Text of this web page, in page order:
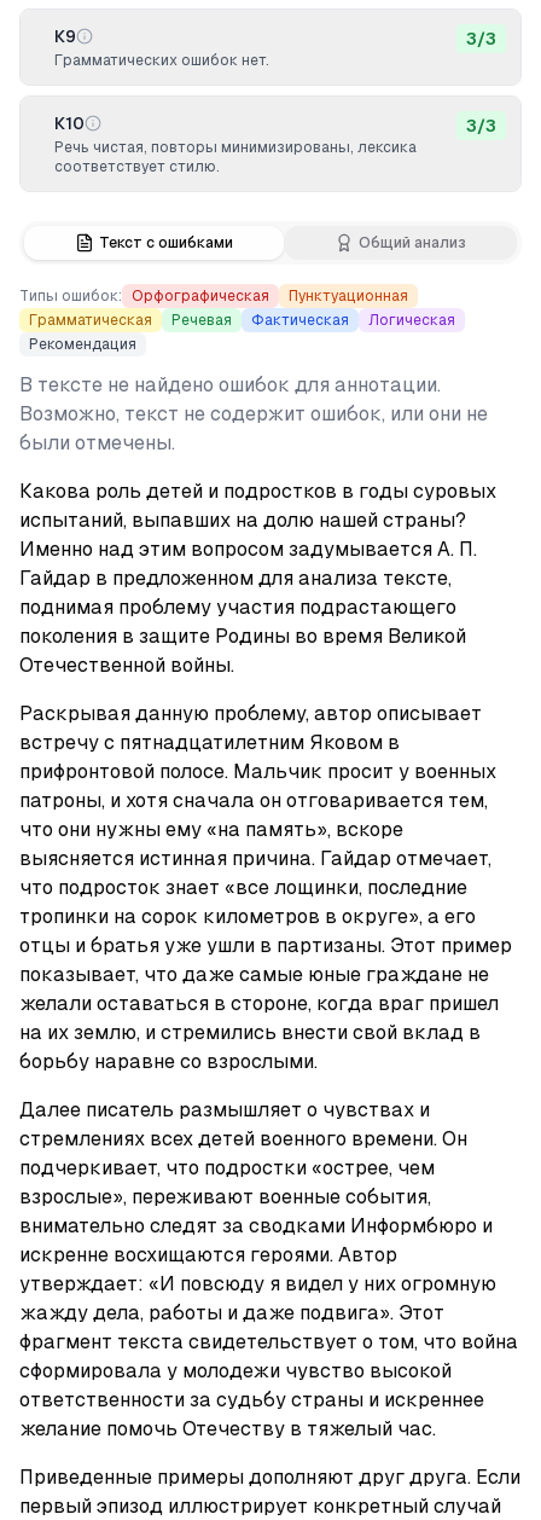
Текст с ошибками Общий анализ
Типы ошибок: Орфографическая
Пунктуационная
Грамматическая
Речевая Фактическая
Логическая
Рекомендация
В тексте не найдено ошибок для аннотации.
Возможно, текст не содержит ошибок, или они не
были отмечены.
Какова роль детей и подростков в годы суровых
испытаний, выпавших на долю нашей страны?
Именно над этим вопросом задумывается А. П.
Гайдар в предложенном для анализа тексте,
поднимая проблему участия подрастающего
поколения в защите Родины во время Великой
Отечественной войны.
Раскрывая данную проблему, автор описывает
встречу с пятнадцатилетним Яковом в
прифронтовой полосе. Мальчик просит у военных
патроны, и хотя сначала он отговаривается тем,
что они нужны ему «на память», вскоре
выясняется истинная причина. Гайдар отмечает,
что подросток знает «все лощинки, последние
тропинки на сорок километров в округе», а его
отцы и братья уже ушли в партизаны. Этот пример
показывает, что даже самые юные граждане не
желали оставаться в стороне, когда враг пришел
на их землю, и стремились внести свой вклад в
борьбу наравне со взрослыми.
Далее писатель размышляет о чувствах и
стремлениях всех детей военного времени. Он
подчеркивает, что подростки «острее, чем
взрослые», переживают военные события,
внимательно следят за сводками Информбюро и
искренне восхищаются героями. Автор
утверждает: «И повсюду я видел у них огромную
жажду дела, работы и даже подвига». Этот
фрагмент текста свидетельствует о том, что война
сформировала у молодежи чувство высокой
ответственности за судьбу страны и искреннее
желание помочь Отечеству в тяжелый час.
Приведенные примеры дополняют друг друга. Если
первый эпизод иллюстрирует конкретный случай
К9
Грамматических ошибок нет.
3/3
К10
Речь чистая, повторы минимизированы, лексика
соответствует стилю.
3/3